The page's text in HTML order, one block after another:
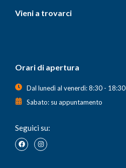
Vieni a trovarci
Orari di apertura
Dal lunedì al venerdì: 8:30 - 18:30
Sabato: su appuntamento
Seguici su: